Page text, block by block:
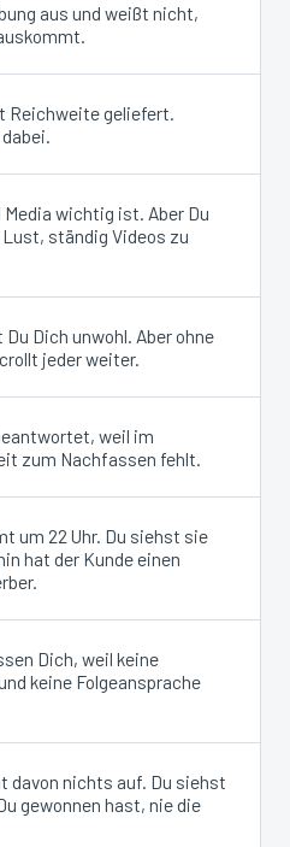
aus und weißt nicht,
Reichweite geliefert.
wichtig ist. Aber Du
ständig Videos zu
Dich unwohl. Aber ohne
jeder weiter.
weil im
zum Nachfassen fehlt.
um 22 Uhr. Du siehst sie
hat der Kunde einen
Dich, weil keine
keine Folgeansprache
davon nichts auf. Du siehst
gewonnen hast, nie die